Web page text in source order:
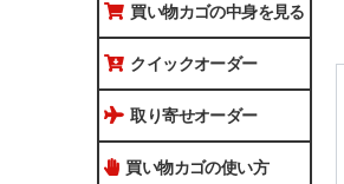
買い物カゴの中身を見る
クイックオーダー
取り寄せオーダー
買い物カゴの使い方